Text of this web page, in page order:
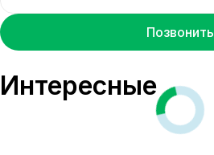
Позвонить
Интересные